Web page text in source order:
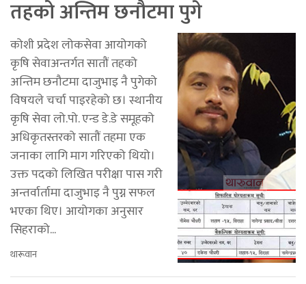
तहको अन्तिम छनौटमा पुगे
कोशी प्रदेश लोकसेवा आयोगको
कृषि सेवाअन्तर्गत सातौं तहको
अन्तिम छनौटमा दाजुभाइ नै पुगेको
विषयले चर्चा पाइरहेको छ। स्थानीय
कृषि सेवा लो.पो. एन्ड डे.डे समूहको
अधिकृतस्तरको सातौं तहमा एक
जनाका लागि माग गरिएको थियो।
उक्त पदको लिखित परीक्षा पास गरी
अन्तर्वार्तामा दाजुभाइ नै पुग्न सफल
भएका थिए। आयोगका अनुसार
सिहराको...
थारूवान